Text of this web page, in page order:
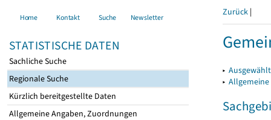
Home Kontakt Suche Newsletter
STATISTISCHE DATEN
Sachliche Suche
Regionale Suche
Kürzlich bereitgestellte Daten
Allgemeine Angaben, Zuordnungen
Zurück |
▸
▸